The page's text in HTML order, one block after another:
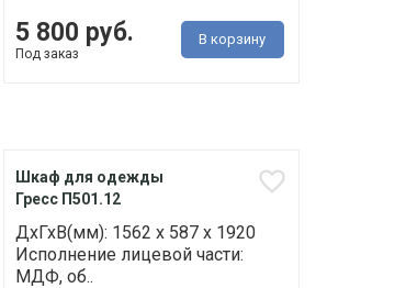
5 800 руб.
Под заказ
В корзину
Шкаф для одежды
Гресс П501.12
ДхГхВ(мм): 1562 х 587 х 1920
Исполнение лицевой части:
МДФ, об..